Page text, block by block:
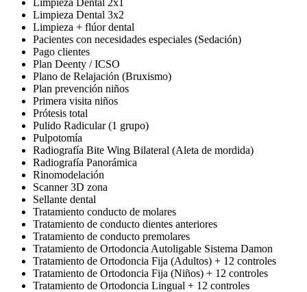
Limpieza Dental 2x1
Limpieza Dental 3x2
Limpieza + flúor dental
Pacientes con necesidades especiales (Sedación)
Pago clientes
Plan Deenty / ICSO
Plano de Relajación (Bruxismo)
Plan prevención niños
Primera visita niños
Prótesis total
Pulido Radicular (1 grupo)
Pulpotomía
Radiografía Bite Wing Bilateral (Aleta de mordida)
Radiografía Panorámica
Rinomodelación
Scanner 3D zona
Sellante dental
Tratamiento conducto de molares
Tratamiento de conducto dientes anteriores
Tratamiento de conducto premolares
Tratamiento de Ortodoncia Autoligable Sistema Damon
Tratamiento de Ortodoncia Fija (Adultos) + 12 controles
Tratamiento de Ortodoncia Fija (Niños) + 12 controles
Tratamiento de Ortodoncia Lingual + 12 controles